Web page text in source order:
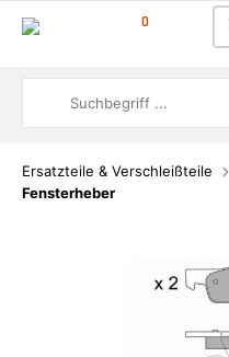
0
Ersatzteile & Verschleißteile
Fensterheber